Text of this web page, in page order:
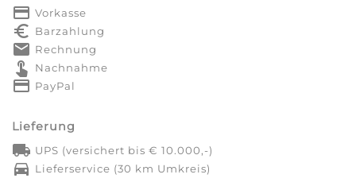
payment Vorkasse
euro_symbol Barzahlung
markunread Rechnung
touch_app Nachnahme
credit_card PayPal
Lieferung
local_shipping UPS (versichert bis € 10.000,-)
directions_car Lieferservice (30 km Umkreis)